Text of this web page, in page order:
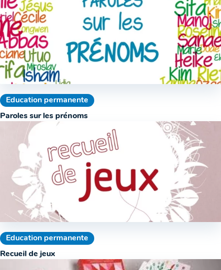
Education permanente
Paroles sur les prénoms
Education permanente
Recueil de jeux